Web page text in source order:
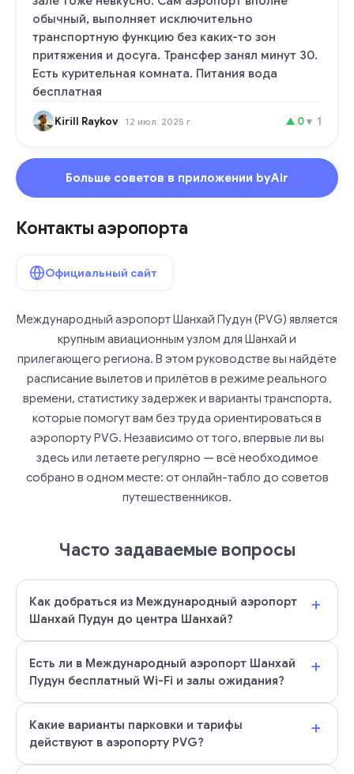
обычный, выполняет исключительно
транспортную функцию без каких-то зон
притяжения и досуга. Трансфер занял минут 30.
Есть курительная комната. Питания вода
бесплатная
Kirill Raykov 12 июл. 2025 г. ▲ 0▼ 1
Больше советов в приложении byAir
Контакты аэропорта
Официальный сайт
Международный аэропорт Шанхай Пудун (PVG) является
крупным авиационным узлом для Шанхай и
прилегающего региона. В этом руководстве вы найдёте
расписание вылетов и прилётов в режиме реального
времени, статистику задержек и варианты транспорта,
которые помогут вам без труда ориентироваться в
аэропорту PVG. Независимо от того, впервые ли вы
здесь или летаете регулярно — всё необходимое
собрано в одном месте: от онлайн-табло до советов
путешественников.
Часто задаваемые вопросы
Как добраться из Международный аэропорт
Шанхай Пудун до центра Шанхай?
+
Есть ли в Международный аэропорт Шанхай
Пудун бесплатный Wi-Fi и залы ожидания?
+
Какие варианты парковки и тарифы
действуют в аэропорту PVG?
+